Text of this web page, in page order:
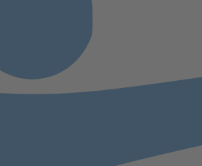
TV SCHWERIN VIDEOS